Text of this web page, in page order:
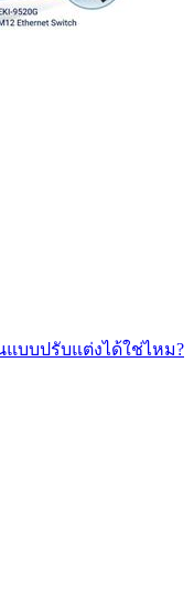
บบปรับแต่งได้ใช่ไหม?